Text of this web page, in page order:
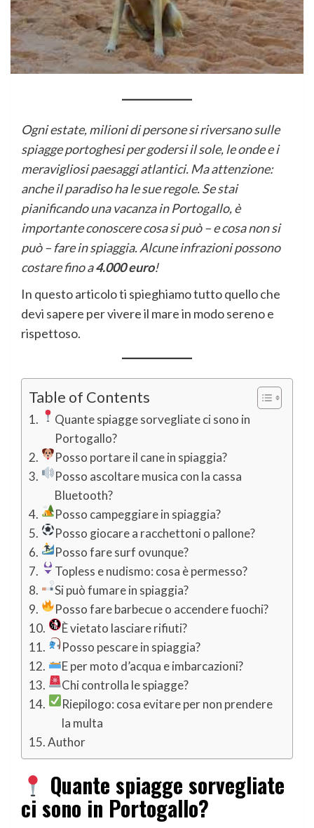
Ogni estate, milioni di persone si riversano sulle
spiagge portoghesi per godersi il sole, le onde e i
meravigliosi paesaggi atlantici. Ma attenzione:
anche il paradiso ha le sue regole. Se stai
pianificando una vacanza in Portogallo, è
importante conoscere cosa si può – e cosa non si
può – fare in spiaggia. Alcune infrazioni possono
costare fino a4.000 euro!
In questo articolo ti spieghiamo tutto quello che
devi sapere per vivere il mare in modo sereno e
rispettoso.
Table of Contents
Quante spiagge sorvegliate ci sono in
Portogallo?
Posso portare il cane in spiaggia?
Posso ascoltare musica con la cassa
Bluetooth?
Posso campeggiare in spiaggia?
Posso giocare a racchettoni o pallone?
Posso fare surf ovunque?
Topless e nudismo: cosa è permesso?
Si può fumare in spiaggia?
Posso fare barbecue o accendere fuochi?
È vietato lasciare rifiuti?
Posso pescare in spiaggia?
E per moto d’acqua e imbarcazioni?
Chi controlla le spiagge?
Riepilogo: cosa evitare per non prendere
la multa
Author
Quante spiagge sorvegliate
ci sono in Portogallo?